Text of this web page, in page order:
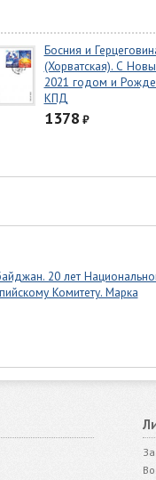
Босния и
(Хорватская). С
2021 годом и
КПД
1378 ₽
20 лет
Комитету. Марка